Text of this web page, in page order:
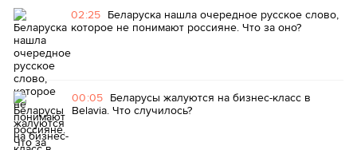
02:25 Беларуска нашла очередное русское слово,
которое не понимают россияне. Что за оно?
00:05 Беларусы жалуются на бизнес-класс в
Belavia. Что случилось?